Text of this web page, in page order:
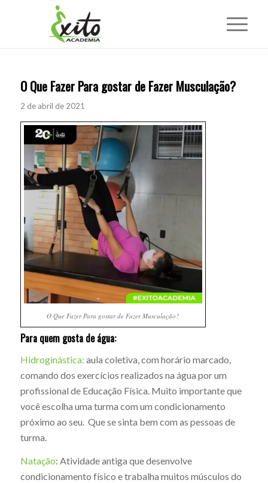
O Que Fazer Para gostar de Fazer Musculação?
2 de abril de 2021
O Que Fazer Para gostar de Fazer Musculação?
Para quem gosta de água:
Hidroginástica: aula coletiva, com horário marcado,
comando dos exercícios realizados na água por um
profissional de Educação Física. Muito importante que
você escolha uma turma com um condicionamento
próximo ao seu. Que se sinta bem com as pessoas de
turma.
Natação: Atividade antiga que desenvolve
condicionamento físico e trabalha muitos músculos do